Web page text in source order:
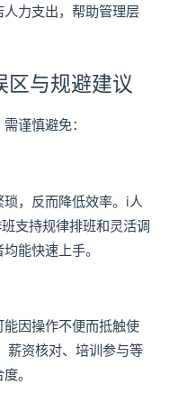
力支出，帮助管理层
区与规避建议
谨慎避免：
，反而降低效率。i人
支持规律排班和灵活调
能快速上手。
因操作不便而抵触使
薪资核对、培训参与等
。